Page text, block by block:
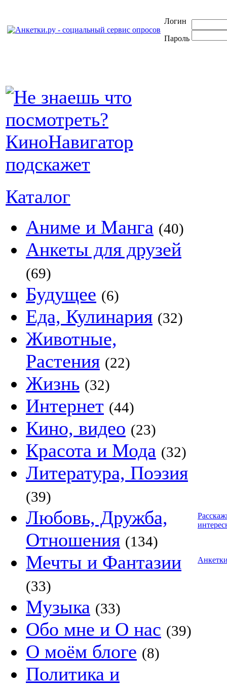
Логин
Пароль
Каталог
Аниме и Манга (40)
Анкеты для друзей
(69)
Будущее (6)
Еда, Кулинария (32)
Животные,
Растения (22)
Жизнь (32)
Интернет (44)
Кино, видео (23)
Красота и Мода (32)
Литература, Поэзия
(39)
Любовь, Дружба,
Отношения (134)
Мечты и Фантазии
(33)
Музыка (33)
Обо мне и О нас (39)
О моём блоге (8)
Политика и